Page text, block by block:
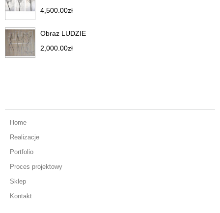
4,500.00zł
Obraz LUDZIE
2,000.00zł
Home
Realizacje
Portfolio
Proces projektowy
Sklep
Kontakt